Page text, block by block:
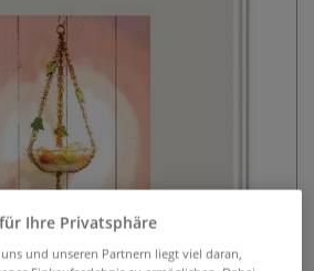
Ihre Privatsphäre
und unseren Partnern liegt viel daran,